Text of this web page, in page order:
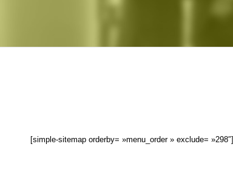
[simple-sitemap orderby= »menu_order » exclude= »298″]